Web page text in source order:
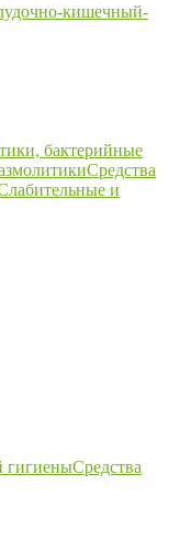
кишечный-
бактерийные
Средства
и
гигиеныСредства